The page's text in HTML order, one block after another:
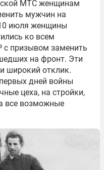
МТС женщинам
мужчин на
июля женщины
ко всем
призывом заменить
на фронт. Эти
широкий отклик.
дней войны
цеха, на стройки,
все возможные